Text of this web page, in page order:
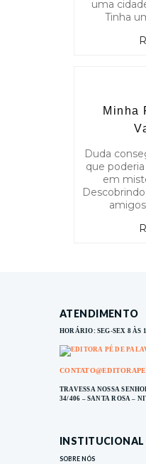
uma
Tinha
Minha
Duda
que
em
ATENDIMENTO
HORÁRIO: SEG-SEX 8 ÀS
TRAVESSA NOSSA
34/406 – SANTA ROSA –
INSTITUCIONAL
SOBRE NÓS